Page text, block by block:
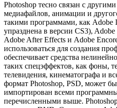
Photoshop тесно связан с
медиафайлов, анимации и
такими программами, как Adobe
упразднена в версии CS3),
Adobe After Effects и Adobe
использоваться для создания
обеспечивает средства
таких спецэффектов, как фоны,
телевидения, кинематографа и
формат Photoshop, PSD, может
импортирован всеми
перечисленными выше.